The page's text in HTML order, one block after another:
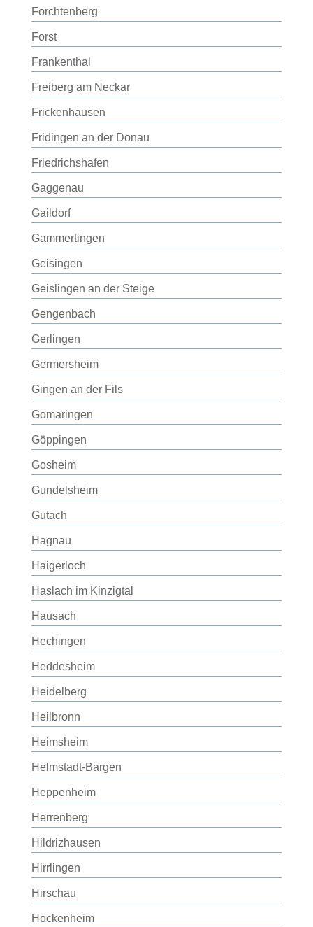
Forchtenberg
Forst
Frankenthal
Freiberg am Neckar
Frickenhausen
Fridingen an der Donau
Friedrichshafen
Gaggenau
Gaildorf
Gammertingen
Geisingen
Geislingen an der Steige
Gengenbach
Gerlingen
Germersheim
Gingen an der Fils
Gomaringen
Göppingen
Gosheim
Gundelsheim
Gutach
Hagnau
Haigerloch
Haslach im Kinzigtal
Hausach
Hechingen
Heddesheim
Heidelberg
Heilbronn
Heimsheim
Helmstadt-Bargen
Heppenheim
Herrenberg
Hildrizhausen
Hirrlingen
Hirschau
Hockenheim